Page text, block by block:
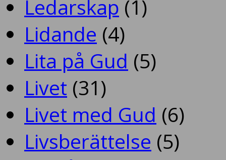
Ledarskap (1)
Lidande (4)
Lita på Gud (5)
Livet (31)
Livet med Gud (6)
Livsberättelse (5)